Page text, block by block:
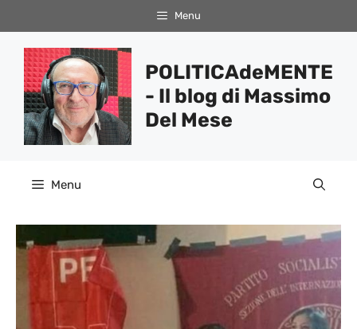
al
contenuto
Menu
POLITICAdeMENTE
- Il blog di Massimo
Del Mese
Menu